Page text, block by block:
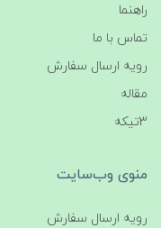
راهنما
تماس با ما
رویه ارسال سفارش
مقاله
3تیکه
منوی وب‌سایت
رویه ارسال سفارش